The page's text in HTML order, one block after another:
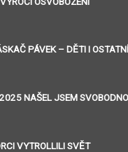
PÁVEK – DĚTI I
NAŠEL JSEM
VYTROLLILI SVĚT